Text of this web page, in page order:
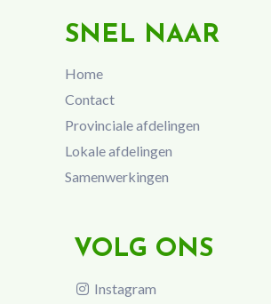
SNEL NAAR
Home
Contact
Provinciale afdelingen
Lokale afdelingen
Samenwerkingen
VOLG ONS
Instagram